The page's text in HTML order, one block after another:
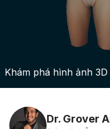
Bác sĩ phẫu thuật
Nền tảng kinh doanh
Gói
Đánh giá của bệnh
Khám phá hình ảnh
Dr. Grover